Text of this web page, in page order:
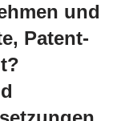
und
Patent-